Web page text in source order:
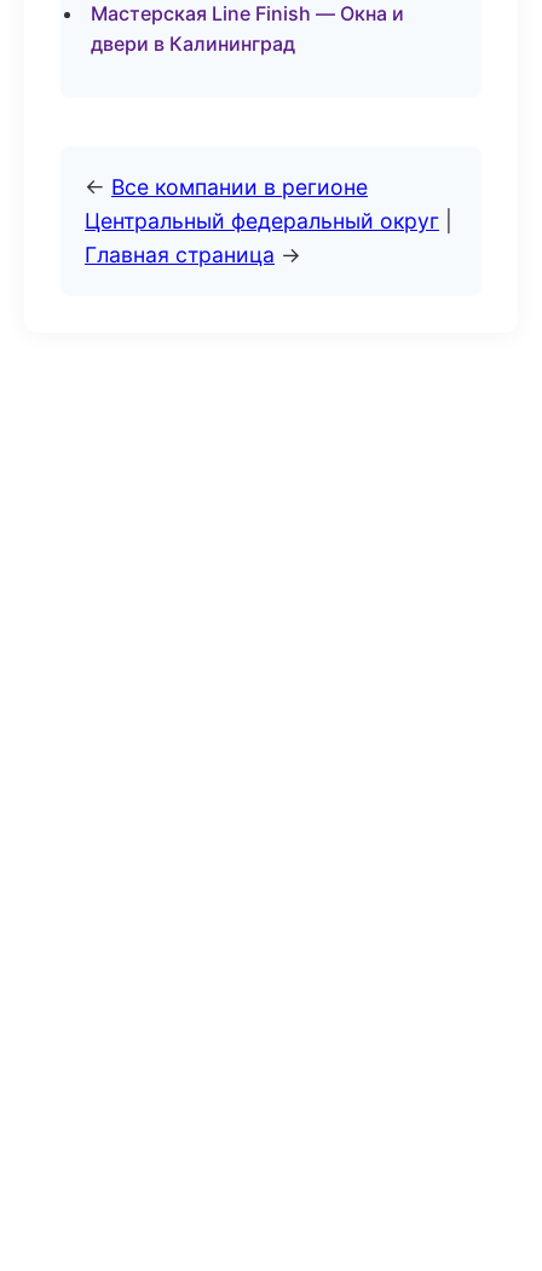
Мастерская Line Finish — Окна и
двери в Калининград
← Все компании в регионе
Центральный федеральный округ
Главная страница →